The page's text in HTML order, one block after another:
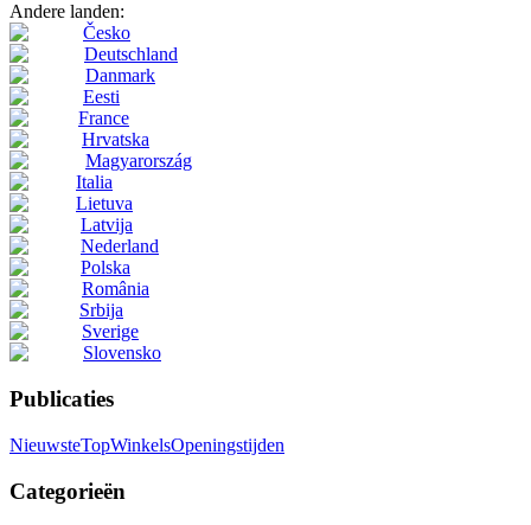
Andere landen:
Česko
Deutschland
Danmark
Eesti
France
Hrvatska
Magyarország
Italia
Lietuva
Latvija
Nederland
Polska
România
Srbija
Sverige
Slovensko
Publicaties
NieuwsteTopWinkelsOpeningstijden
Categorieën